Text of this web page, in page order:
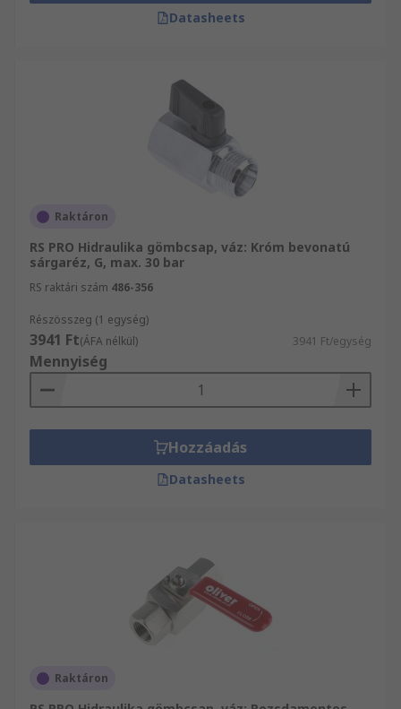
Datasheets
Raktáron
RS PRO Hidraulika gömbcsap, váz: Króm bevonatú
sárgaréz, G, max. 30 bar
RS raktári szám 486-356
Részösszeg (1 egység)
3941 Ft(ÁFA nélkül) 3941 Ft/egység
Mennyiség
Hozzáadás
Datasheets
Raktáron